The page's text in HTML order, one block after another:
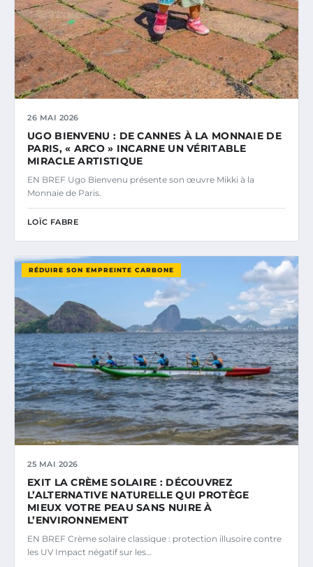
26 MAI 2026
UGO BIENVENU : DE CANNES À LA MONNAIE DE
PARIS, « ARCO » INCARNE UN VÉRITABLE
MIRACLE ARTISTIQUE
EN BREF Ugo Bienvenu présente son œuvre Mikki à la
Monnaie de Paris.
LOÏC FABRE
RÉDUIRE SON EMPREINTE CARBONE
25 MAI 2026
EXIT LA CRÈME SOLAIRE : DÉCOUVREZ
L’ALTERNATIVE NATURELLE QUI PROTÈGE
MIEUX VOTRE PEAU SANS NUIRE À
L’ENVIRONNEMENT
EN BREF Crème solaire classique : protection illusoire contre
les UV Impact négatif sur les…